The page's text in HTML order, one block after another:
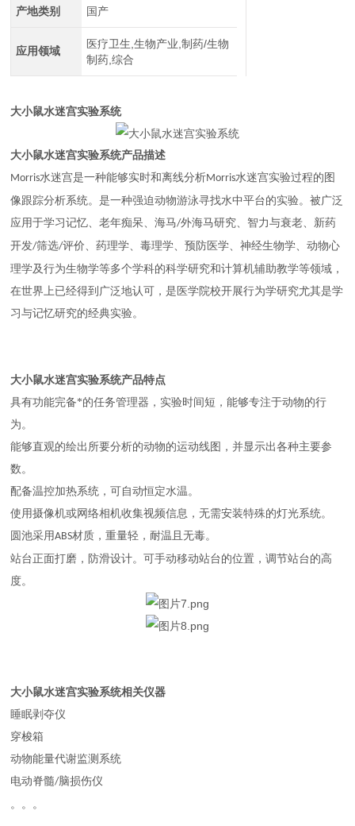
产地类别 国产
应用领域
医疗卫生,生物产业,制药/生物
制药,综合
大小鼠水迷宫实验系统
大小鼠水迷宫实验系统产品描述
Morris水迷宫是一种能够实时和离线分析Morris水迷宫实验过程的图
像跟踪分析系统。是一种强迫动物游泳寻找水中平台的实验。被广泛
应用于学习记忆、老年痴呆、海马/外海马研究、智力与衰老、新药
开发/筛选/评价、药理学、毒理学、预防医学、神经生物学、动物心
理学及行为生物学等多个学科的科学研究和计算机辅助教学等领域，
在世界上已经得到广泛地认可，是医学院校开展行为学研究尤其是学
习与记忆研究的经典实验。
大小鼠水迷宫实验系统产品特点
具有功能完备*的任务管理器 ， 实验时间短 ，能够专注于动物的行
为。
能够直观的绘出所要分析的动物的运动线图，并显示出各种主要参
数。
配备温控加热系统 ，可自动恒定水温。
使用摄像机或网络相机收集视频信息，无需安装特殊的灯光系统。
圆池采用ABS材质 ，重量轻 ， 耐温且无毒。
站台正面打磨，防滑设计。可手动移动站台的位置，调节站台的高
度。
大小鼠水迷宫实验系统相关仪器
睡眠剥夺仪
穿梭箱
动物能量代谢监测系统
电动脊髓/脑损伤仪
。。。